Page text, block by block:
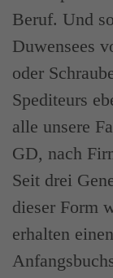
Beruf. Und
Duwensees
oder
Spediteurs
alle unsere
GD, nach
Seit drei
dieser Form
erhalten